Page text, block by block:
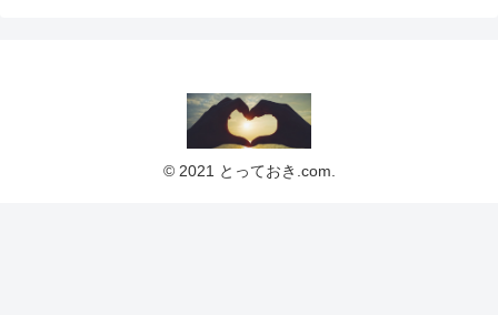
© 2021 とっておき.com.